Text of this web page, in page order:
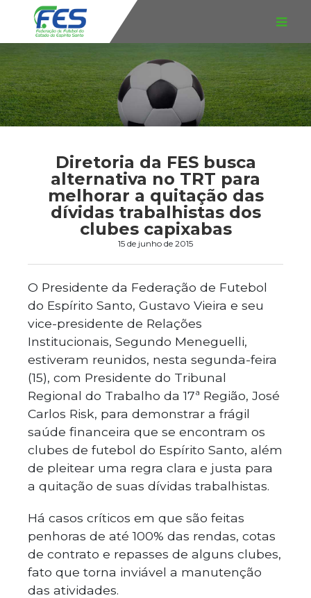
Diretoria da FES busca
alternativa no TRT para
melhorar a quitação das
dívidas trabalhistas dos
clubes capixabas
15 de junho de 2015
O Presidente da Federação de Futebol
do Espírito Santo, Gustavo Vieira e seu
vice-presidente de Relações
Institucionais, Segundo Meneguelli,
estiveram reunidos, nesta segunda-feira
(15), com Presidente do Tribunal
Regional do Trabalho da 17ª Região, José
Carlos Risk, para demonstrar a frágil
saúde financeira que se encontram os
clubes de futebol do Espírito Santo, além
de pleitear uma regra clara e justa para
a quitação de suas dívidas trabalhistas.
Há casos críticos em que são feitas
penhoras de até 100% das rendas, cotas
de contrato e repasses de alguns clubes,
fato que torna inviável a manutenção
das atividades.